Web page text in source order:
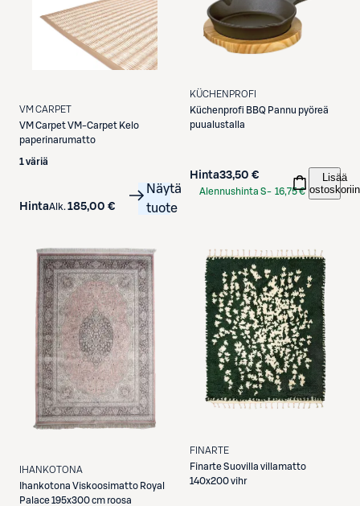
VM CARPET
VM CarpetVM-Carpet Kelo
paperinarumatto
1 väriä
HintaAlk. 185,00 €
Näytä
tuote
KÜCHENPROFI
Küchenprofi BBQ Pannu pyöreä
puualustalla
Hinta33,50 €
Alennushinta S- 16,75 €
Lisää
ostoskoriin
IHANKOTONA
Ihankotona Viskoosimatto Royal
Palace 195x300 cm roosa
FINARTE
FinarteSuovilla villamatto
140x200 vihr